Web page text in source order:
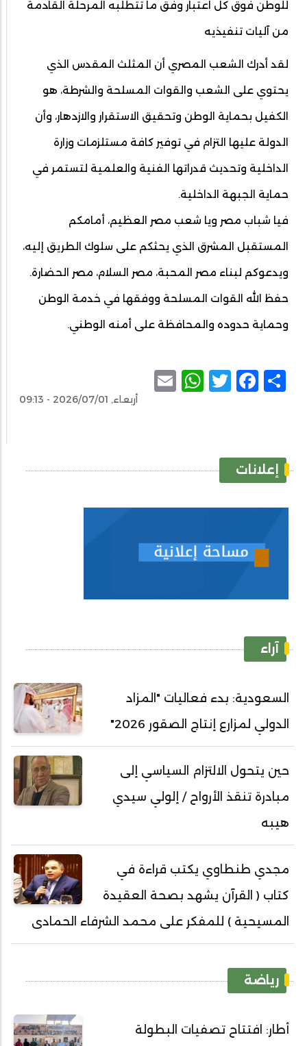
للوطن فوق كل اعتبار وفق ما تتطلبه المرحلة القادمة
من آليات تنفيذيه
لقد أدرك الشعب المصري أن المثلث المقدس الذي
يحتوي على الشعب والقوات المسلحة والشرطة، هو
الكفيل بحماية الوطن وتحقيق الاستقرار والازدهار، وأن
الدولة عليها التزام في توفير كافة مستلزمات وزارة
الداخلية وتحديث قدراتها الفنية والعلمية لتستمر في
حماية الجبهة الداخلية.
فيا شباب مصر ويا شعب مصر العظيم، أمامكم
المستقبل المشرق الذي يحثكم على سلوك الطريق إليه،
ويدعوكم لبناء مصر المحبة، مصر السلام، مصر الحضارة.
حفظ الله القوات المسلحة ووفقها في خدمة الوطن
وحماية حدوده والمحافظة على أمنه الوطني.
Share
Facebook
Twitter
WhatsApp
أربعاء, 2026/07/01 - 09:13
إعلانات
آراء
السعودية: بدء فعاليات "المزاد
الدولي لمزارع إنتاج الصقور 2026"
حين يتحول الالتزام السياسي إلى
مبادرة تنقذ الأرواح / إلولي سيدي
هيبه
مجدي طنطاوي يكتب قراءة في
كتاب ( القرآن يشهد بصحة العقيدة
المسيحية ) للمفكر على محمد الشرفاء الحمادى
رياضة
أطار: افتتاح تصفيات البطولة